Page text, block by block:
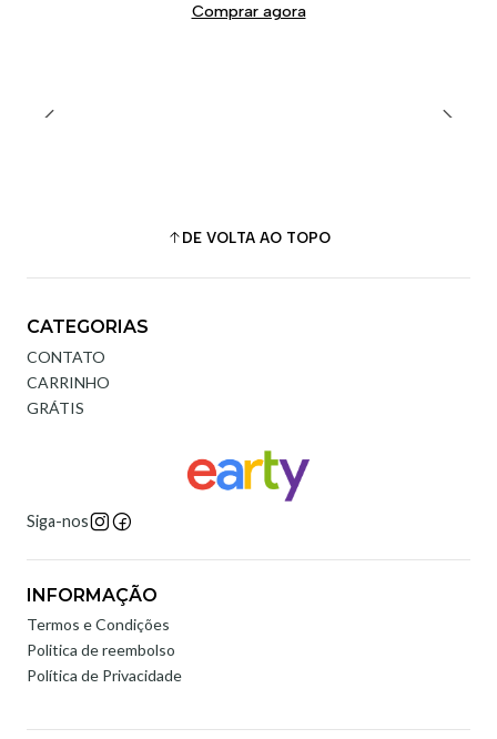
Comprar agora
DE VOLTA AO TOPO
CATEGORIAS
CONTATO
CARRINHO
GRÁTIS
Siga-nos
INFORMAÇÃO
Termos e Condições
Politica de reembolso
Política de Privacidade